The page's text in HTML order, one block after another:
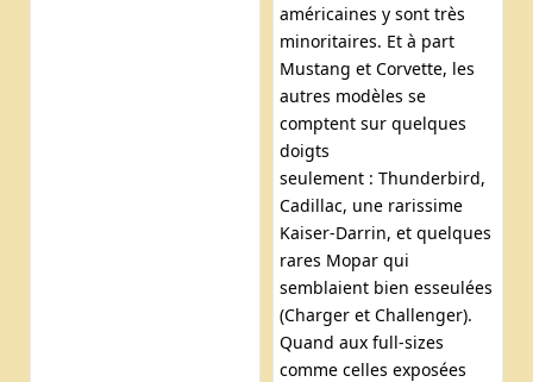
américaines y sont très
minoritaires. Et à part
Mustang et Corvette, les
autres modèles se
comptent sur quelques
doigts
seulement : Thunderbird,
Cadillac, une rarissime
Kaiser-Darrin, et quelques
rares Mopar qui
semblaient bien esseulées
(Charger et Challenger).
Quand aux full-sizes
comme celles exposées